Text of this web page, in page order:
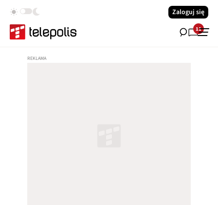
Zaloguj się
11